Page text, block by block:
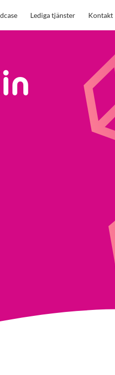
Lediga tjänster Kontakt